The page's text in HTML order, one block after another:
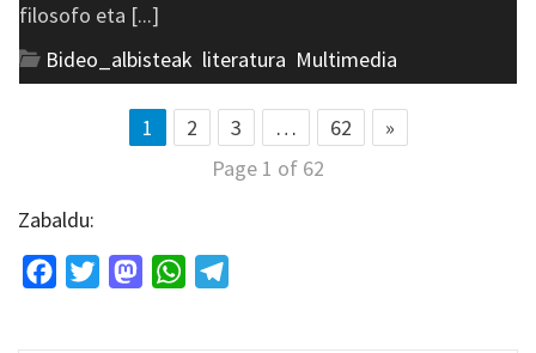
filosofo eta [...]
Bideo_albisteak literatura Multimedia
1 2 3 … 62
»
Page 1 of 62
Zabaldu:
FacebookTwitterMastodonWhatsApp